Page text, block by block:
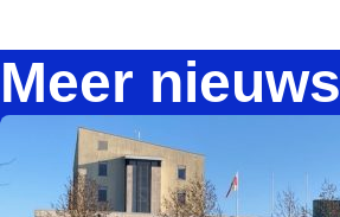
Meer nieuws